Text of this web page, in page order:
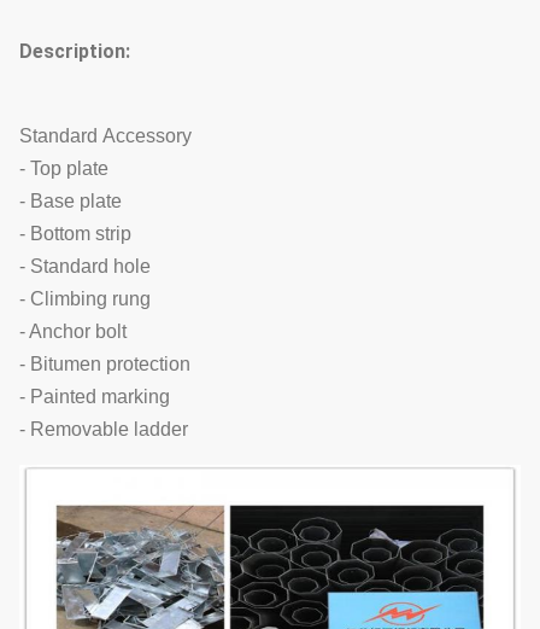
Description:
Standard Accessory
- Top plate
- Base plate
- Bottom strip
- Standard hole
- Climbing rung
- Anchor bolt
- Bitumen protection
- Painted marking
- Removable ladder